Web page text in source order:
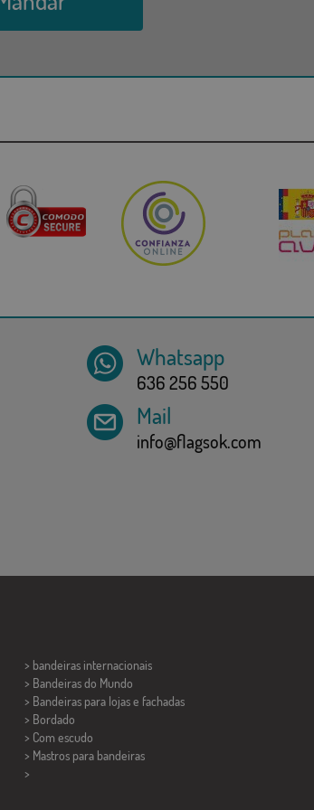
Whatsapp
636 256 550
Mail
info@flagsok.com
> bandeiras internacionais
> Bandeiras do Mundo
> Bandeiras para lojas e fachadas
> Bordado
> Com escudo
> Mastros para bandeiras
>